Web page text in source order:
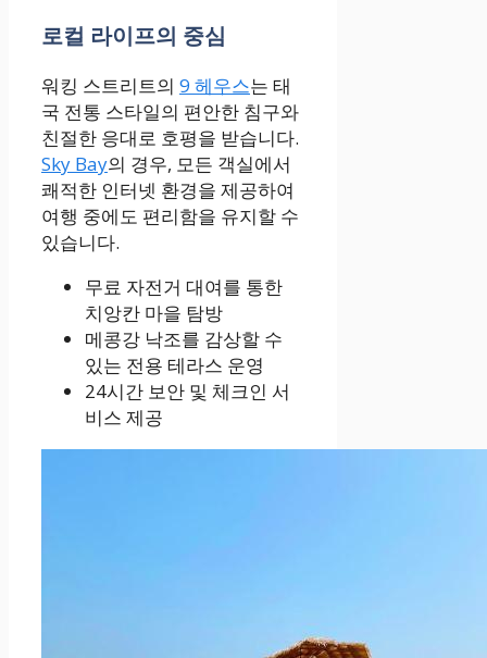
로컬 라이프의 중심
워킹 스트리트의 9 헤우스는 태
국 전통 스타일의 편안한 침구와
친절한 응대로 호평을 받습니다.
Sky Bay의 경우, 모든 객실에서
쾌적한 인터넷 환경을 제공하여
여행 중에도 편리함을 유지할 수
있습니다.
무료 자전거 대여를 통한
치앙칸 마을 탐방
메콩강 낙조를 감상할 수
있는 전용 테라스 운영
24시간 보안 및 체크인 서
비스 제공